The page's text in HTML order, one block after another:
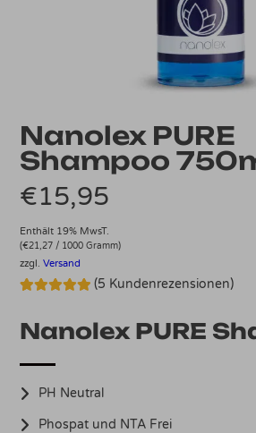
Nanolex PURE
Shampoo
€15,95
Enthält 19% MwsT.
(€21,27 / 1000 Gramm)
zzgl.Versand
basierend
auf
(5 Kundenrezensionen)
Nanolex PURE
PH Neutral
Phospat und NTA Frei